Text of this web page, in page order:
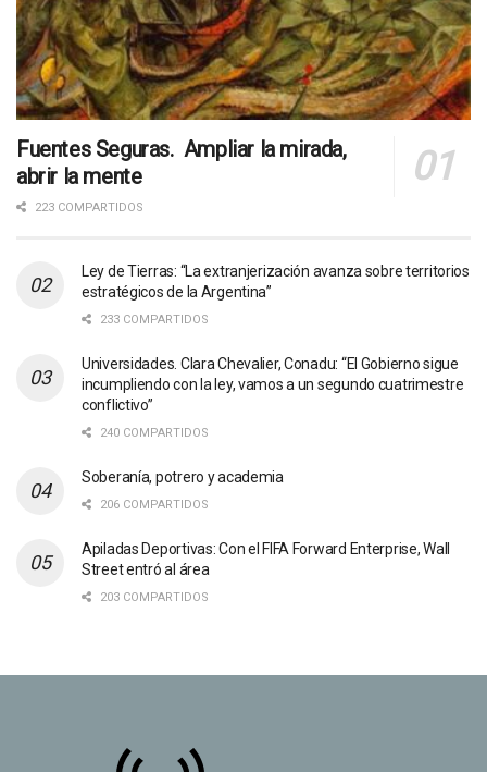
Fuentes Seguras. Ampliar la mirada,
abrir la mente
223 COMPARTIDOS
Ley de Tierras: “La extranjerización avanza sobre territorios
estratégicos de la Argentina”
233 COMPARTIDOS
Universidades. Clara Chevalier, Conadu: “El Gobierno sigue
incumpliendo con la ley, vamos a un segundo cuatrimestre
conflictivo”
240 COMPARTIDOS
Soberanía, potrero y academia
206 COMPARTIDOS
Apiladas Deportivas: Con el FIFA Forward Enterprise, Wall
Street entró al área
203 COMPARTIDOS